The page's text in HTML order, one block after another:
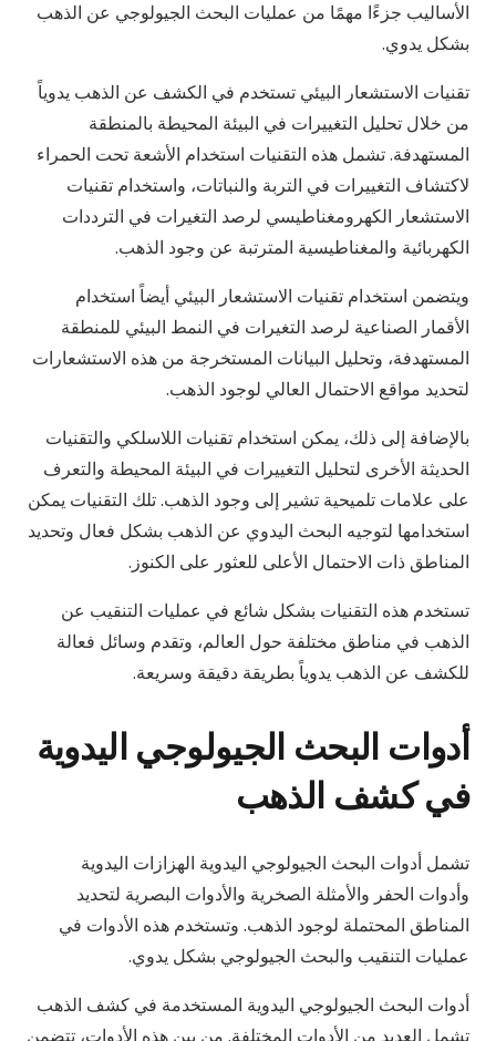
الأساليب جزءًا مهمًا من عمليات البحث الجيولوجي عن الذهب
بشكل يدوي.
تقنيات الاستشعار البيئي تستخدم في الكشف عن الذهب يدوياً
من خلال تحليل التغييرات في البيئة المحيطة بالمنطقة
المستهدفة. تشمل هذه التقنيات استخدام الأشعة تحت الحمراء
لاكتشاف التغييرات في التربة والنباتات، واستخدام تقنيات
الاستشعار الكهرومغناطيسي لرصد التغيرات في الترددات
الكهربائية والمغناطيسية المترتبة عن وجود الذهب.
ويتضمن استخدام تقنيات الاستشعار البيئي أيضاً استخدام
الأقمار الصناعية لرصد التغيرات في النمط البيئي للمنطقة
المستهدفة، وتحليل البيانات المستخرجة من هذه الاستشعارات
لتحديد مواقع الاحتمال العالي لوجود الذهب.
بالإضافة إلى ذلك، يمكن استخدام تقنيات اللاسلكي والتقنيات
الحديثة الأخرى لتحليل التغييرات في البيئة المحيطة والتعرف
على علامات تلميحية تشير إلى وجود الذهب. تلك التقنيات يمكن
استخدامها لتوجيه البحث اليدوي عن الذهب بشكل فعال وتحديد
المناطق ذات الاحتمال الأعلى للعثور على الكنوز.
تستخدم هذه التقنيات بشكل شائع في عمليات التنقيب عن
الذهب في مناطق مختلفة حول العالم، وتقدم وسائل فعالة
للكشف عن الذهب يدوياً بطريقة دقيقة وسريعة.
أدوات البحث الجيولوجي اليدوية
في كشف الذهب
تشمل أدوات البحث الجيولوجي اليدوية الهزازات اليدوية
وأدوات الحفر والأمثلة الصخرية والأدوات البصرية لتحديد
المناطق المحتملة لوجود الذهب. وتستخدم هذه الأدوات في
عمليات التنقيب والبحث الجيولوجي بشكل يدوي.
أدوات البحث الجيولوجي اليدوية المستخدمة في كشف الذهب
تشمل العديد من الأدوات المختلفة. من بين هذه الأدوات، تتضمن